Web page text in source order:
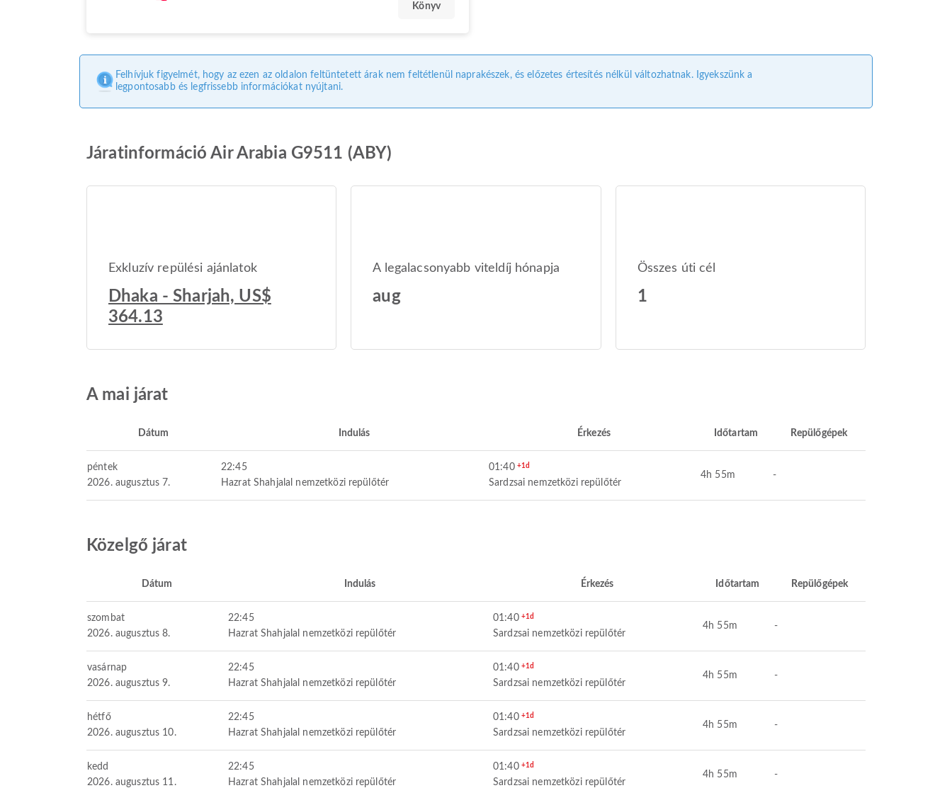
Könyv
Felhívjuk figyelmét, hogy az ezen az oldalon feltüntetett árak nem feltétlenül naprakészek, és előzetes értesítés nélkül változhatnak. Igyekszünk a
legpontosabb és legfrissebb információkat nyújtani.
Járatinformáció Air Arabia G9511 (ABY)
Exkluzív repülési ajánlatok
Dhaka - Sharjah, US$
364.13
A legalacsonyabb viteldíj hónapja
aug
Összes úti cél
1
A mai járat
Dátum Indulás Érkezés Időtartam Repülőgépek
péntek
2026. augusztus 7.
22:45
Hazrat Shahjalal nemzetközi repülőtér
01:40 +1d
Sardzsai nemzetközi repülőtér
4h 55m -
Közelgő járat
Dátum Indulás Érkezés Időtartam Repülőgépek
szombat
2026. augusztus 8.
22:45
Hazrat Shahjalal nemzetközi repülőtér
01:40 +1d
Sardzsai nemzetközi repülőtér
4h 55m -
vasárnap
2026. augusztus 9.
22:45
Hazrat Shahjalal nemzetközi repülőtér
01:40 +1d
Sardzsai nemzetközi repülőtér
4h 55m -
hétfő
2026. augusztus 10.
22:45
Hazrat Shahjalal nemzetközi repülőtér
01:40 +1d
Sardzsai nemzetközi repülőtér
4h 55m -
kedd
2026. augusztus 11.
22:45
Hazrat Shahjalal nemzetközi repülőtér
01:40 +1d
Sardzsai nemzetközi repülőtér
4h 55m -